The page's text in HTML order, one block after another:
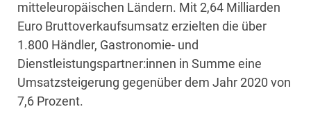
mitteleuropäischen Ländern. Mit 2,64 Milliarden
Euro Bruttoverkaufsumsatz erzielten die über
1.800 Händler, Gastronomie- und
Dienstleistungspartner:innen in Summe eine
Umsatzsteigerung gegenüber dem Jahr 2020 von
7,6 Prozent.